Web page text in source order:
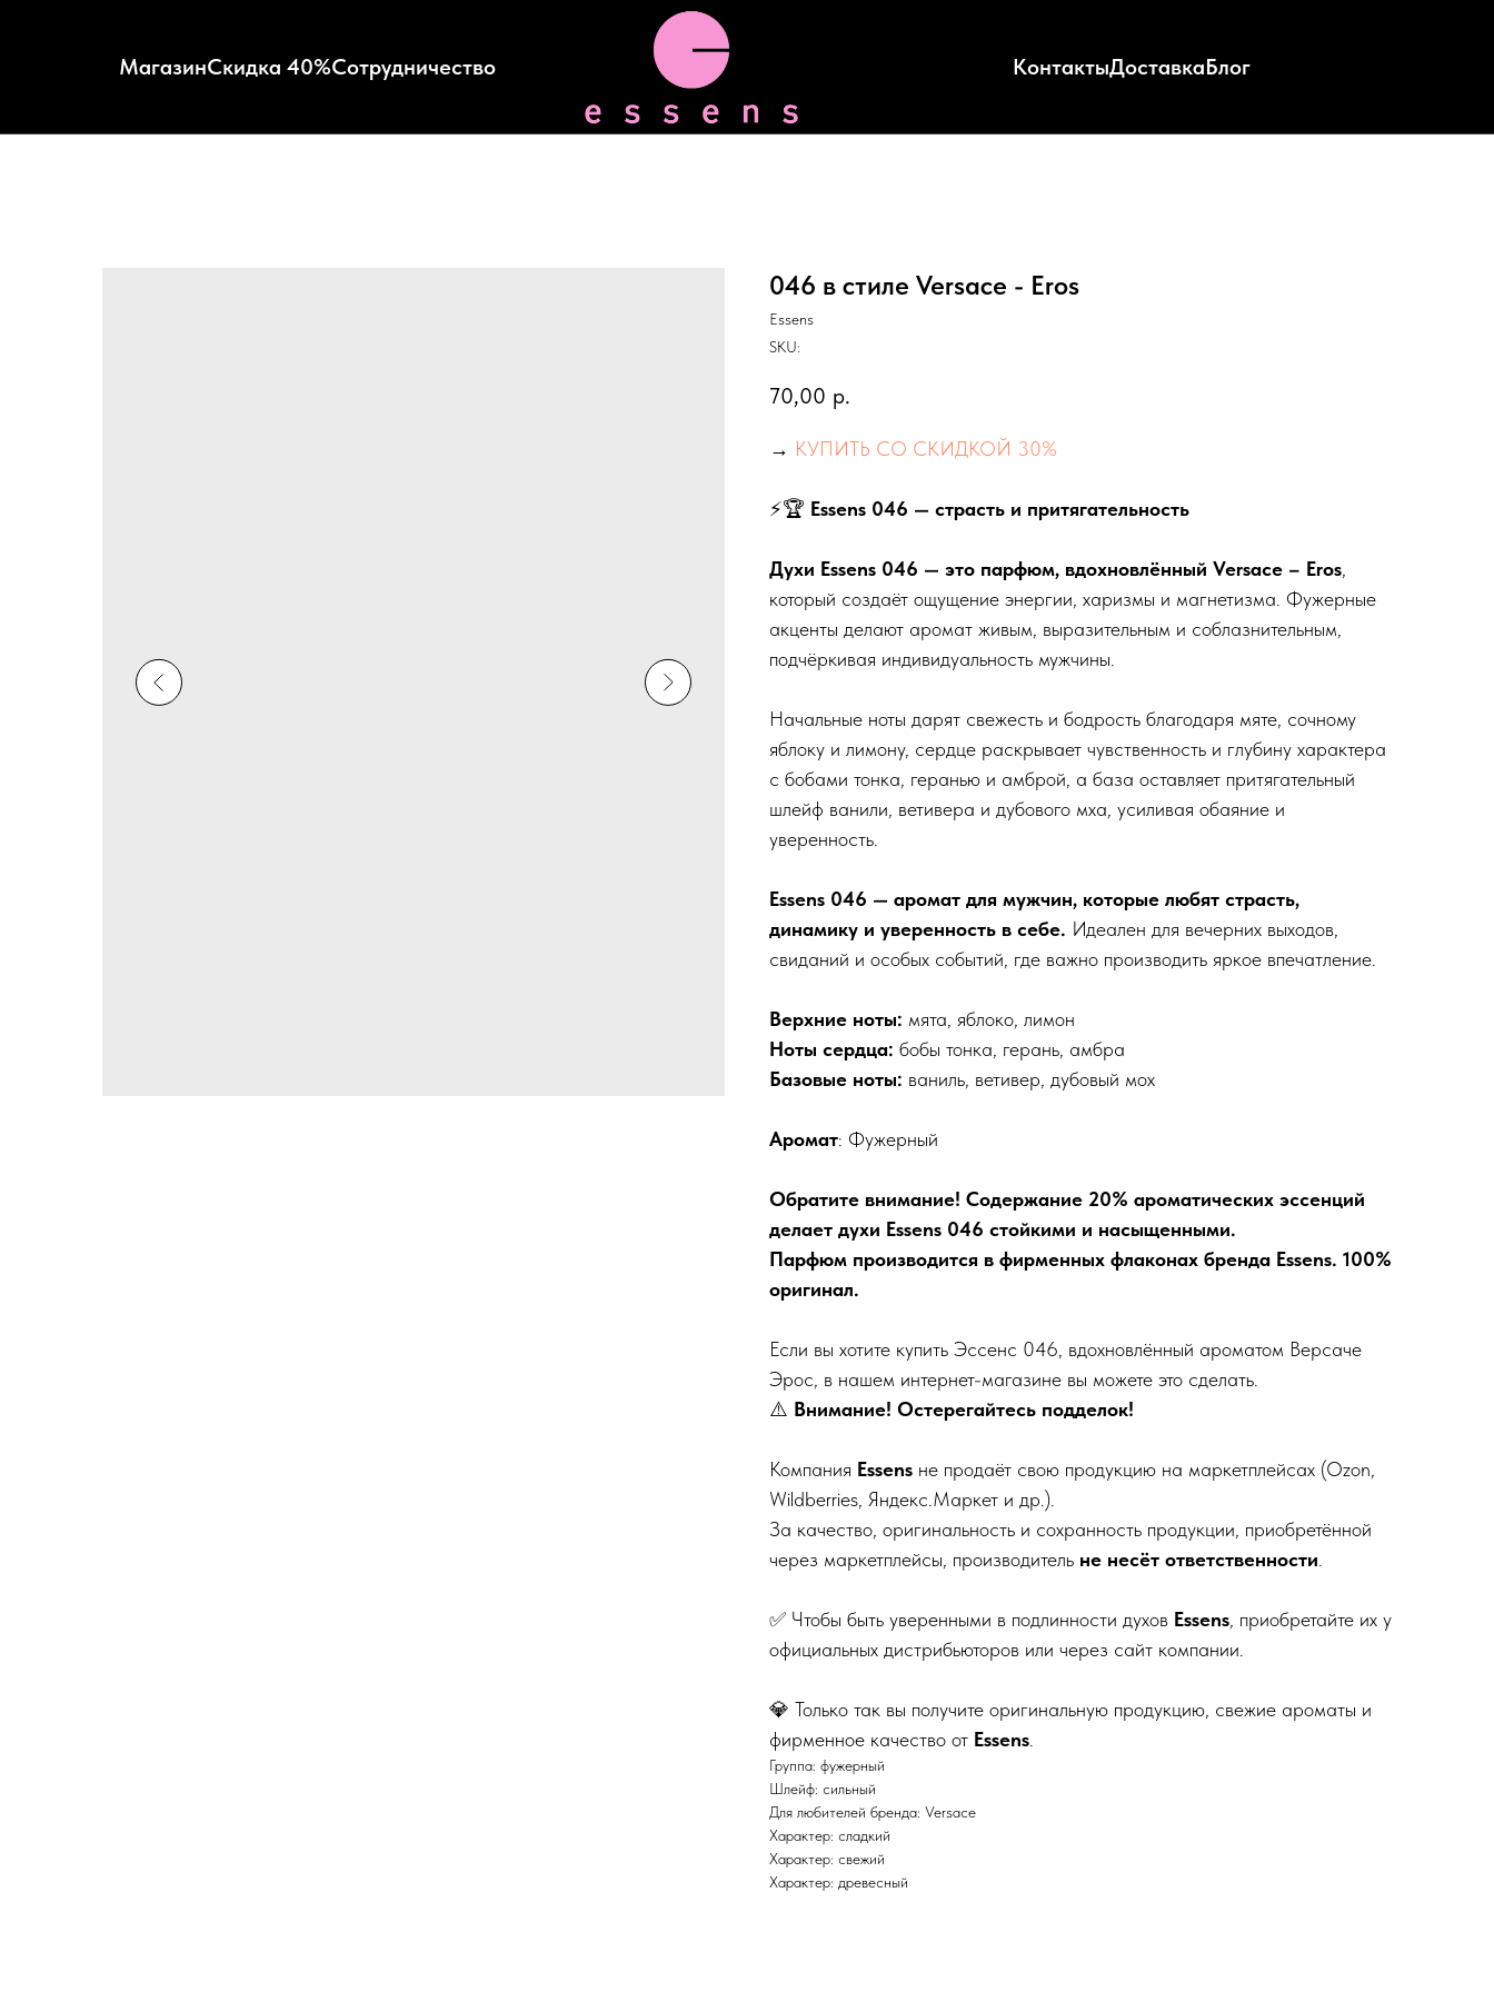
МагазинСкидка 40%Сотрудничество КонтактыДоставкаБлог
046 в стиле Versace - Eros
Essens
SKU:
70,00 р.
→ КУПИТЬ СО СКИДКОЙ 30%
⚡🏆 Essens 046 — страсть и притягательность
Духи Essens 046 — это парфюм, вдохновлённый Versace – Eros,
который создаёт ощущение энергии, харизмы и магнетизма. Фужерные
акценты делают аромат живым, выразительным и соблазнительным,
подчёркивая индивидуальность мужчины.
Начальные ноты дарят свежесть и бодрость благодаря мяте, сочному
яблоку и лимону, сердце раскрывает чувственность и глубину характера
с бобами тонка, геранью и амброй, а база оставляет притягательный
шлейф ванили, ветивера и дубового мха, усиливая обаяние и
уверенность.
Essens 046 — аромат для мужчин, которые любят страсть,
динамику и уверенность в себе. Идеален для вечерних выходов,
свиданий и особых событий, где важно производить яркое впечатление.
Верхние ноты: мята, яблоко, лимон
Ноты сердца: бобы тонка, герань, амбра
Базовые ноты: ваниль, ветивер, дубовый мох
Аромат: Фужерный
Обратите внимание! Содержание 20% ароматических эссенций
делает духи Essens 046 стойкими и насыщенными.
Парфюм производится в фирменных флаконах бренда Essens. 100%
оригинал.
Если вы хотите купить Эссенс 046, вдохновлённый ароматом Версаче
Эрос, в нашем интернет-магазине вы можете это сделать.
⚠️ Внимание! Остерегайтесь подделок!
Компания Essens не продаёт свою продукцию на маркетплейсах (Ozon,
Wildberries, Яндекс.Маркет и др.).
За качество, оригинальность и сохранность продукции, приобретённой
через маркетплейсы, производитель не несёт ответственности
✅ Чтобы быть уверенными в подлинности духов Essens, приобретайте их у
официальных дистрибьюторов или через сайт компании.
💎 Только так вы получите оригинальную продукцию, свежие ароматы и
фирменное качество от Essens
Группа: фужерный
Шлейф: сильный
Для любителей бренда: Versace
Характер: сладкий
Характер: свежий
Характер: древесный